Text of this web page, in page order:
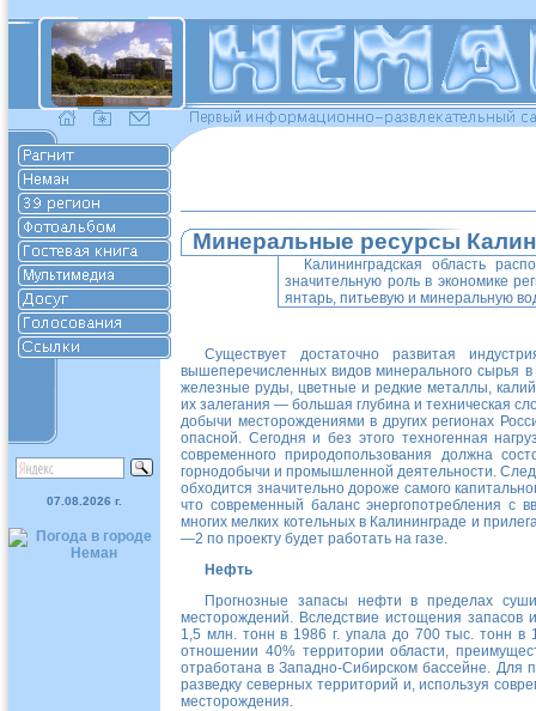
07.08.2026 г.
Минеральные ресурсы
Калининградская область
значительную роль в экономике
янтарь, питьевую и минеральную
Существует достаточно развитая
вышеперечисленных видов минерального сырья
железные руды, цветные и редкие металлы,
их залегания — большая глубина и техническая
добычи месторождениями в других регионах
опасной. Сегодня и без этого техногенная
современного природопользования должна
горнодобычи и промышленной деятельности.
обходится значительно дороже самого
что современный баланс энергопотребления с
многих мелких котельных в Калининграде и
—2 по проекту будет работать на газе.
Нефть
Прогнозные запасы нефти в пределах
месторождений. Вследствие истощения
1,5 млн.тонн в 1986 г. упала до 700 тыс. тонн в
отношении 40% территории области,
отработана в Западно-Сибирском бассейне. Для
разведку северных территорий и, используя
месторождения.